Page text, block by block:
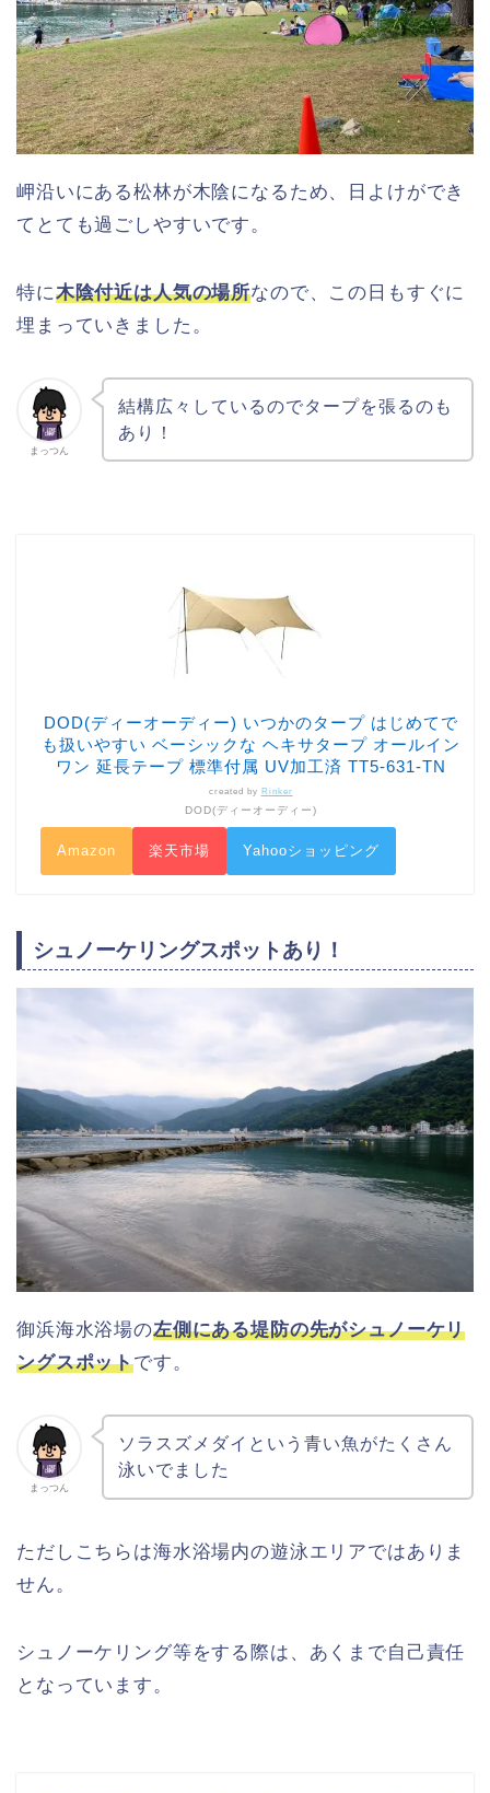
岬沿いにある松林が木陰になるため、日よけができ
てとても過ごしやすいです。
特に木陰付近は人気の場所なので、この日もすぐに
埋まっていきました。
まっつん
結構広々しているのでタープを張るのも
あり！
DOD(ディーオーディー) いつかのタープ はじめてで
も扱いやすい ベーシックな ヘキサタープ オールイン
ワン 延長テープ 標準付属 UV加工済 TT5-631-TN
created by Rinker
DOD(ディーオーディー)
Amazon 楽天市場 Yahooショッピング
シュノーケリングスポットあり！
御浜海水浴場の左側にある堤防の先がシュノーケリ
ングスポットです。
まっつん
ソラスズメダイという青い魚がたくさん
泳いでました
ただしこちらは海水浴場内の遊泳エリアではありま
せん。
シュノーケリング等をする際は、あくまで自己責任
となっています。